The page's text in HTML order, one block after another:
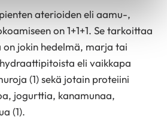
aterioiden eli aamu-,
on 1+1+1. Se tarkoittaa
jokin hedelmä, marja tai
eli vaikkapa
(1) sekä jotain proteiini
jogurttia, kanamunaa,
(1).